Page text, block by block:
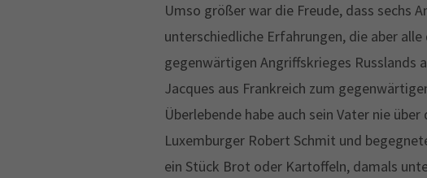
Umso größer war die Freude, dass sechs
unterschiedliche Erfahrungen, die aber
gegenwärtigen Angriffskrieges Russlands
Jacques aus Frankreich zum
Überlebende habe auch sein Vater nie
Luxemburger Robert Schmit und
ein Stück Brot oder Kartoffeln, damals